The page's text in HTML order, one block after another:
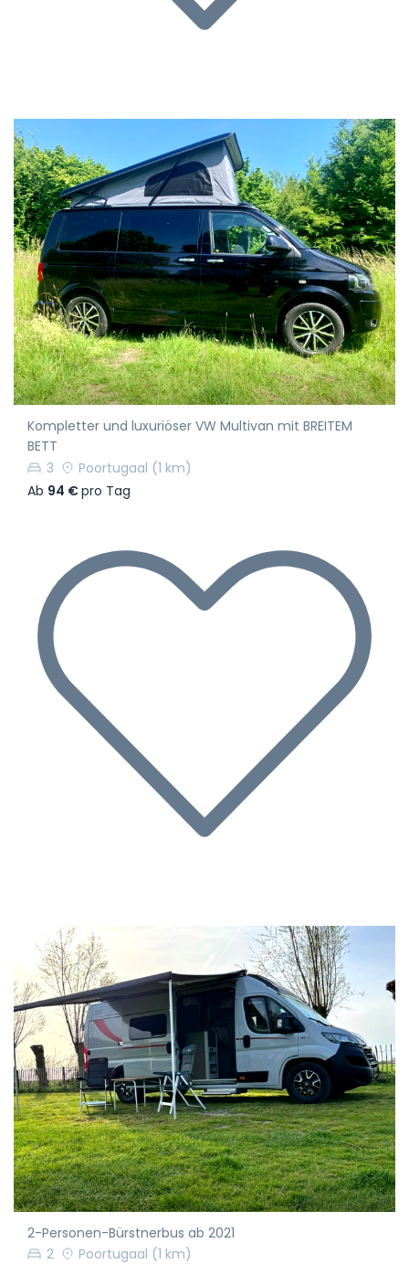
Kompletter und luxuriöser VW Multivan mit BREITEM
BETT
3
Poortugaal (1 km)
Ab 94 €pro Tag
2-Personen-Bürstnerbus ab 2021
2
Poortugaal (1 km)